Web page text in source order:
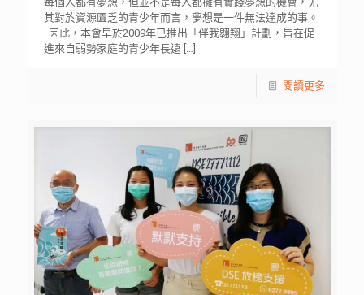
其對於資源匱乏的青少年而言，夢想是一件無法達成的事。
因此，本會早於2009年已推出「伴我翱翔」計劃，旨在促
進來自弱勢家庭的青少年長遠[…]
閱讀更多